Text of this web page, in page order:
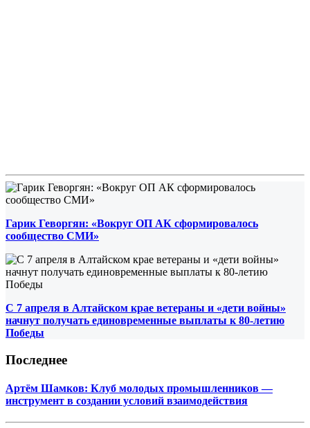
Гарик Геворгян: «Вокруг ОП АК сформировалось
сообщество СМИ»
С 7 апреля в Алтайском крае ветераны и «дети войны»
начнут получать единовременные выплаты к 80-летию
Победы
Последнее
Артём Шамков: Клуб молодых промышленников —
инструмент в создании условий взаимодействия